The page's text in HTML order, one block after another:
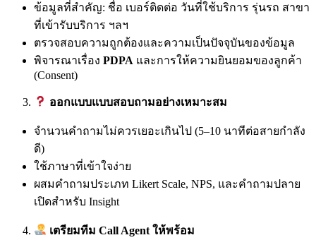
ข้อมูลที่สำคัญ: ชื่อ เบอร์ติดต่อ วันที่ใช้บริการ รุ่นรถ สาขา
ที่เข้ารับบริการ ฯลฯ
ตรวจสอบความถูกต้องและความเป็นปัจจุบันของข้อมูล
พิจารณาเรื่อง PDPA และการให้ความยินยอมของลูกค้า
(Consent)
ออกแบบแบบสอบถามอย่างเหมาะสม
จำนวนคำถามไม่ควรเยอะเกินไป (5–10 นาทีต่อสายกำลัง
ดี)
ใช้ภาษาที่เข้าใจง่าย
ผสมคำถามประเภท Likert Scale, NPS, และคำถามปลาย
เปิดสำหรับ Insight
เตรียมทีม Call Agent ให้พร้อม